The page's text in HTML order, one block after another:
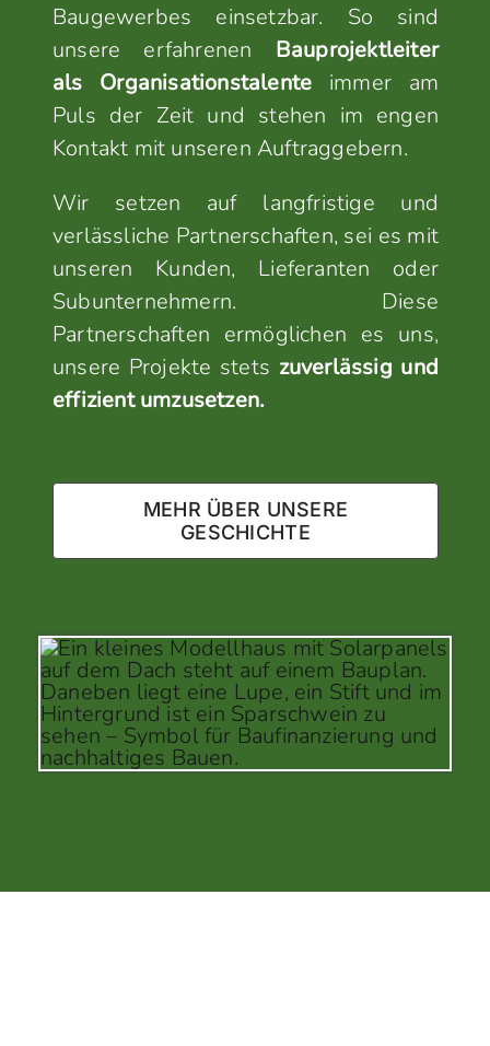
Baugewerbes einsetzbar. So sind
unsere erfahrenen Bauprojektleiter
als Organisationstalente immer am
Puls der Zeit und stehen im engen
Kontakt mit unseren Auftraggebern.
Wir setzen auf langfristige und
verlässliche Partnerschaften, sei es mit
unseren Kunden, Lieferanten oder
Subunternehmern. Diese
Partnerschaften ermöglichen es uns,
unsere Projekte stets zuverlässig und
effizient umzusetzen.
MEHR ÜBER UNSERE
GESCHICHTE